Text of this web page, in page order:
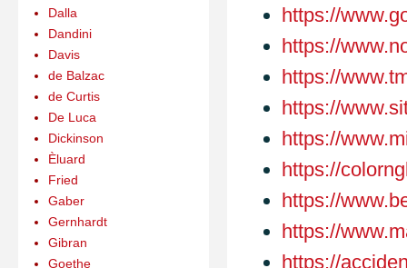
https://
https://
https://
https://
https://
https://
https://
https://
https://
Dalla
Dandini
Davis
de Balzac
de Curtis
De Luca
Dickinson
Èluard
Fried
Gaber
Gernhardt
Gibran
Goethe